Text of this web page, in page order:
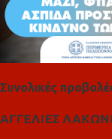
Συνολικές
ΑΓΓΕΛΙΕΣ